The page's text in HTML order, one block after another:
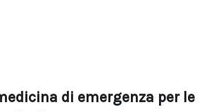
di emergenza per le